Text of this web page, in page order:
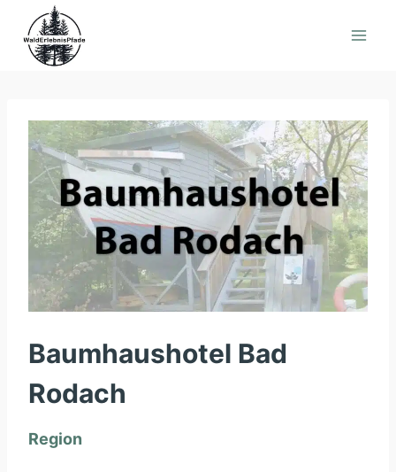
Inhalt
springen
Baumhaushotel Bad
Rodach
Region